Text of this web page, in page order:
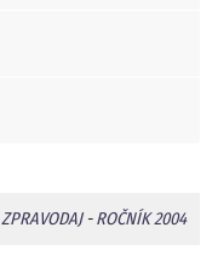
ZPRAVODAJ-ROČNÍK 2004